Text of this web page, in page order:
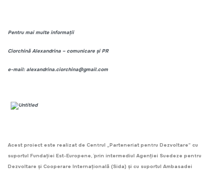
Pentru mai multe informații
Ciorchină Alexandrina – comunicare și PR
e-mail: alexandrina.ciorchina@gmail.com
Acest proiect este realizat de Centrul „Parteneriat pentru Dezvoltare” cu
suportul Fundaţiei Est-Europene, `prin intermediul Agenţiei Suedeze pentru
Dezvoltare şi Cooperare Internaţională (Sida) și cu suportul Ambasadei